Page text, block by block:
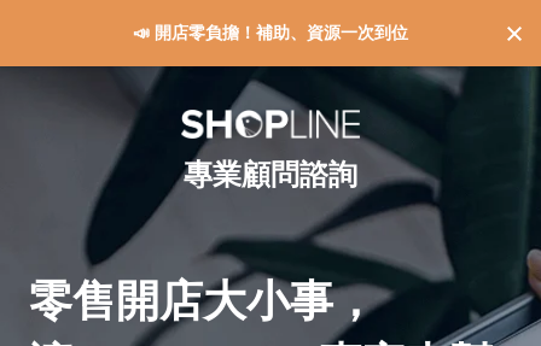
📣 開店零負擔！補助、資源一次到位
專業顧問諮詢
零售開店大小事，